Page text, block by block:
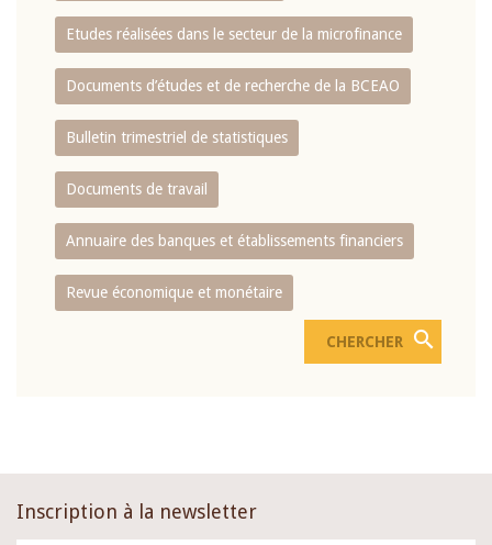
Etudes réalisées dans le secteur de la microfinance
Documents d’études et de recherche de la BCEAO
Bulletin trimestriel de statistiques
Documents de travail
Annuaire des banques et établissements financiers
Revue économique et monétaire
Inscription à la newsletter